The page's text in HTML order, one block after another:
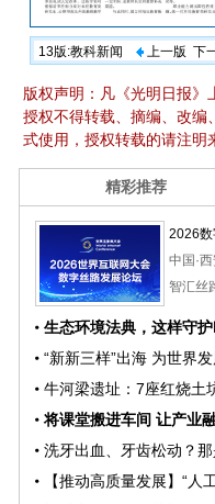
13版:教科新闻 上一版 下
版权声明：凡《光明日报》
授权不得转载、摘编、改编
式使用，授权转载的请注明